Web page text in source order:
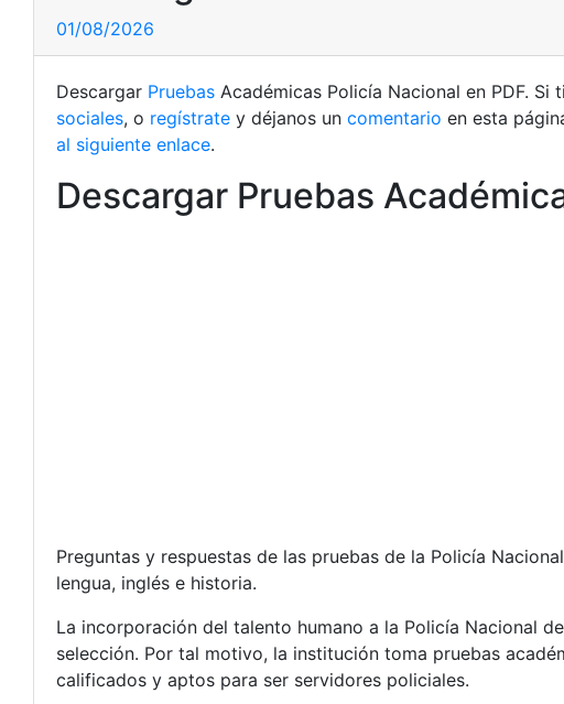
01/08/2026
Descargar Pruebas Académicas Policía Nacional en PDF.
sociales, o regístrate y déjanos un comentario en esta
al siguiente enlace.
Descargar Pruebas
Preguntas y respuestas de las pruebas de la Policía
lengua, inglés e historia.
La incorporación del talento humano a la Policía Nacional
selección. Por tal motivo, la institución toma pruebas
calificados y aptos para ser servidores policiales.